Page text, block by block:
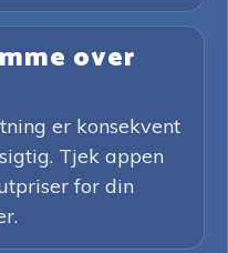
over
er konsekvent
Tjek appen
for din